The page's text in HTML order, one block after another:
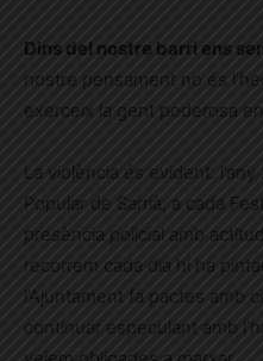
Dins del nostre barri ens
nostre pensament no és
exerceix la gent poderosa
La violència és evident: l’any
Popular de Sarrià; a cada
presència policial amb
recorrem cada dia hi ha
l’Ajuntament fa pactes amb
continuar especulant amb